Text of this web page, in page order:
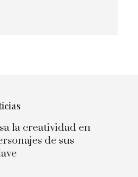
la creatividad en
de sus